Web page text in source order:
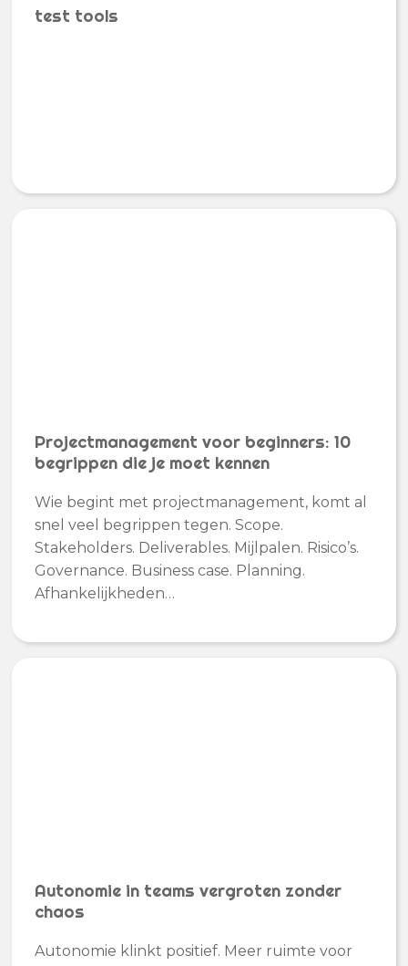
test tools
Projectmanagement voor beginners: 10
begrippen die je moet kennen
Wie begint met projectmanagement, komt al
snel veel begrippen tegen. Scope.
Stakeholders. Deliverables. Mijlpalen. Risico’s.
Governance. Business case. Planning.
Afhankelijkheden…
Autonomie in teams vergroten zonder
chaos
Autonomie klinkt positief. Meer ruimte voor